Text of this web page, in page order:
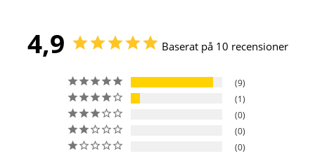
4,9 Baserat på 10 recensioner
9
1
0
0
0